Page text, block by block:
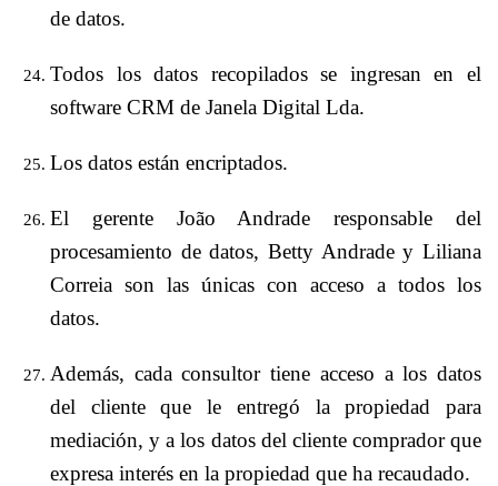
de datos.
Todos los datos recopilados se ingresan en el
software CRM de Janela Digital Lda.
Los datos están encriptados.
El gerente João Andrade responsable del
procesamiento de datos, Betty Andrade y Liliana
Correia son las únicas con acceso a todos los
datos.
Además, cada consultor tiene acceso a los datos
del cliente que le entregó la propiedad para
mediación, y a los datos del cliente comprador que
expresa interés en la propiedad que ha recaudado.